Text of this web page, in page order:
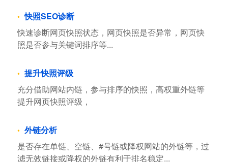
快照SEO诊断
快速诊断网页快照状态，网页快照是否异常，网页快
照是否参与关键词排序等...
提升快照评级
充分借助网站内链，参与排序的快照，高权重外链等
提升网页快照评级，
外链分析
是否存在单链、空链、#号链或降权网站的外链等，过
滤无效链接或降权的外链有利于排名稳定...